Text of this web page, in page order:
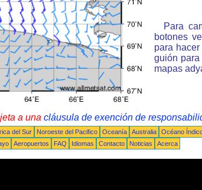
Para
botones
para
guión
mapas
a una cláusula de exención de
del Sur Noroeste del Pacifico Oceanía Australia Océano
Aeropuertos FAQ Idiomas Contacto Noticias Acerca